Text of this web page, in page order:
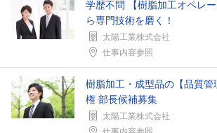
フォローしました
こちらの企業もフォローしませ
学歴不問 【樹脂加工オペレ
ら専門技術を磨く！
太陽工業株式会社
仕事内容参照
樹脂加工・成型品の【品質管
権 部長候補募集
太陽工業株式会社